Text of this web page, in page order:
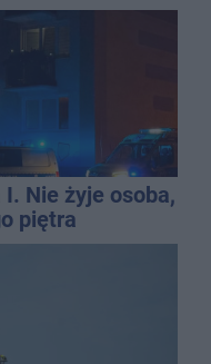
Nie żyje osoba,
piętra